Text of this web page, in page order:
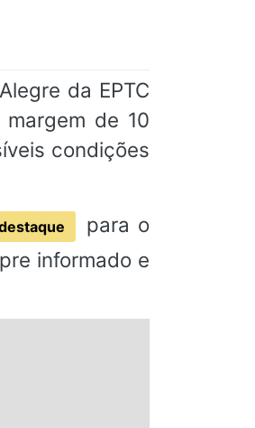
da EPTC
de 10
condições
para o
informado e